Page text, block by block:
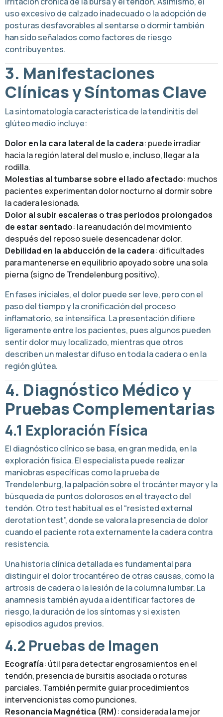
uso excesivo de calzado inadecuado o la adopción de
posturas desfavorables al sentarse o dormir también
han sido señalados como factores de riesgo
contribuyentes.
3. Manifestaciones
Clínicas y Síntomas Clave
La sintomatología característica de la tendinitis del
glúteo medio incluye:
Dolor en la cara lateral de la cadera: puede irradiar
hacia la región lateral del muslo e, incluso, llegar a la
rodilla.
Molestias al tumbarse sobre el lado afectado: muchos
pacientes experimentan dolor nocturno al dormir sobre
la cadera lesionada.
Dolor al subir escaleras o tras periodos prolongados
de estar sentado: la reanudación del movimiento
después del reposo suele desencadenar dolor.
Debilidad en la abducción de la cadera: dificultades
para mantenerse en equilibrio apoyado sobre una sola
pierna (signo de Trendelenburg positivo).
En fases iniciales, el dolor puede ser leve, pero con el
paso del tiempo y la cronificación del proceso
inflamatorio, se intensifica. La presentación difiere
ligeramente entre los pacientes, pues algunos pueden
sentir dolor muy localizado, mientras que otros
describen un malestar difuso en toda la cadera o en la
región glútea.
4. Diagnóstico Médico y
Pruebas Complementarias
4.1 Exploración Física
El diagnóstico clínico se basa, en gran medida, en la
exploración física. El especialista puede realizar
maniobras específicas como la prueba de
Trendelenburg, la palpación sobre el trocánter mayor y la
búsqueda de puntos dolorosos en el trayecto del
tendón. Otro test habitual es el “resisted external
derotation test”, donde se valora la presencia de dolor
cuando el paciente rota externamente la cadera contra
resistencia.
Una historia clínica detallada es fundamental para
distinguir el dolor trocantéreo de otras causas, como la
artrosis de cadera o la lesión de la columna lumbar. La
anamnesis también ayuda a identificar factores de
riesgo, la duración de los síntomas y si existen
episodios agudos previos.
4.2 Pruebas de Imagen
Ecografía: útil para detectar engrosamientos en el
tendón, presencia de bursitis asociada o roturas
parciales. También permite guiar procedimientos
intervencionistas como punciones.
Resonancia Magnética (RM): considerada la mejor